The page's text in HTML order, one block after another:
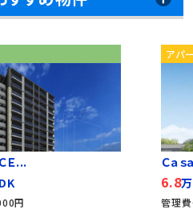
Ｅ...
円
アパ
Ｃａｓ
6.8
管理